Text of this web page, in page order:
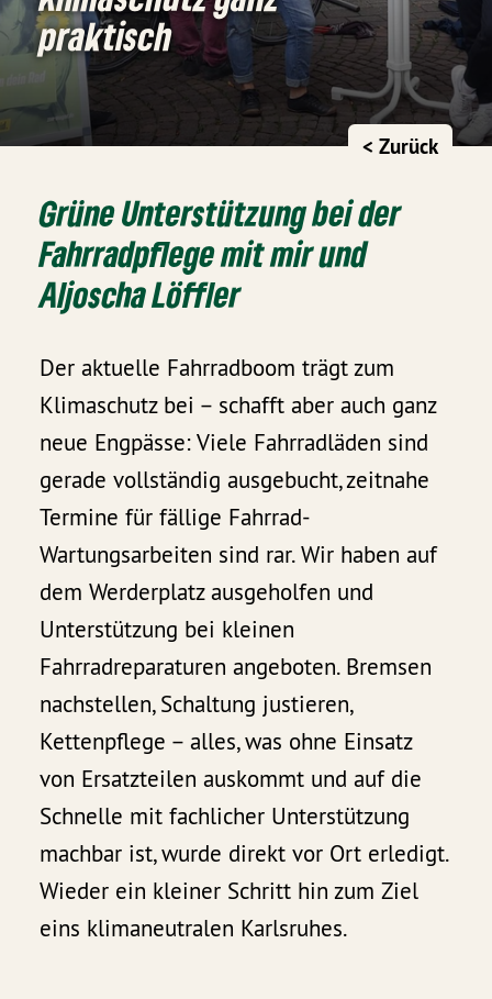
praktisch
< Zurück
Grüne Unterstützung bei der
Fahrradpflege mit mir und
Aljoscha Löffler
Der aktuelle Fahrradboom trägt zum
Klimaschutz bei – schafft aber auch ganz
neue Engpässe: Viele Fahrradläden sind
gerade vollständig ausgebucht, zeitnahe
Termine für fällige Fahrrad-
Wartungsarbeiten sind rar. Wir haben auf
dem Werderplatz ausgeholfen und
Unterstützung bei kleinen
Fahrradreparaturen angeboten. Bremsen
nachstellen, Schaltung justieren,
Kettenpflege – alles, was ohne Einsatz
von Ersatzteilen auskommt und auf die
Schnelle mit fachlicher Unterstützung
machbar ist, wurde direkt vor Ort erledigt.
Wieder ein kleiner Schritt hin zum Ziel
eins klimaneutralen Karlsruhes.